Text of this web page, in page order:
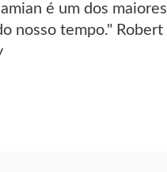
é um dos maiores
nosso tempo." Robert